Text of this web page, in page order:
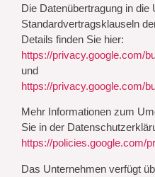
Die Datenübertragung in die
Standardvertragsklauseln
Details finden Sie hier:
https://privacy.google.com/
und
https://privacy.google.com/
Mehr Informationen zum
Sie in der
https://policies.google.com/
Das Unternehmen verfügt